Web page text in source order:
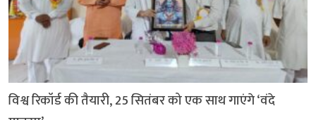
विश्व रिकॉर्ड की तैयारी, 25 सितंबर को एक साथ गाएंगे ‘वंदे